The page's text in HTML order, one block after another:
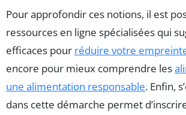
Pour approfondir ces notions, il est
ressources en ligne spécialisées qui
efficaces pour réduire votre
encore pour mieux comprendre les
une alimentation responsable. Enfin,
dans cette démarche permet